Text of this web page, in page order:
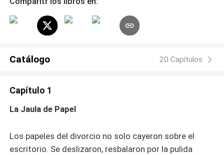
Catálogo 20 Capítulos
Capítulo 1
La Jaula de Papel
Los papeles del divorcio no solo cayeron sobre el
escritorio. Se deslizaron, resbalaron por la pulida